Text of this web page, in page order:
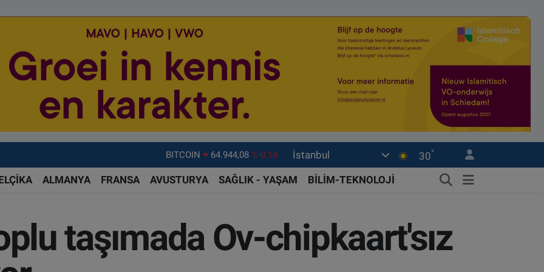
DOLAR 47,7436 %0.18
EURO
55,2510 %0.32
GRAM ALTIN
BİST100
13.779 %-14
İstanbul 30°
ALMANYA FRANSA AVUSTURYA SAĞLIK - YAŞAM BİLİM-TEKNOLOJİ
taşımada Ov-chipkaart'sız